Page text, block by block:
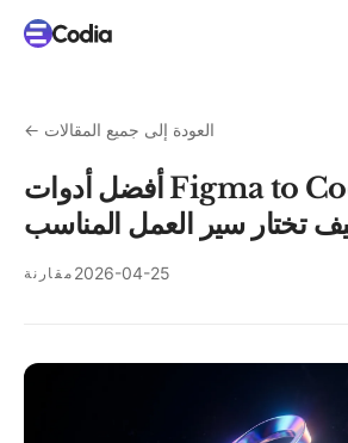
← العودة إلى جميع المقالات
أفضل أدوات Figma to Code في
مقارنة 2026-04-25